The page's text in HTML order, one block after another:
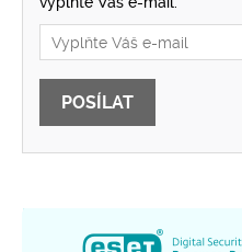
POSÍLAT